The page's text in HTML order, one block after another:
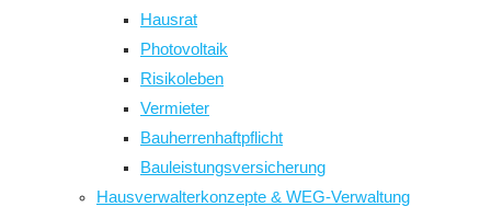
Hausrat
Photovoltaik
Risikoleben
Vermieter
Bauherrenhaftpflicht
Bauleistungsversicherung
Hausverwalterkonzepte & WEG-Verwaltung